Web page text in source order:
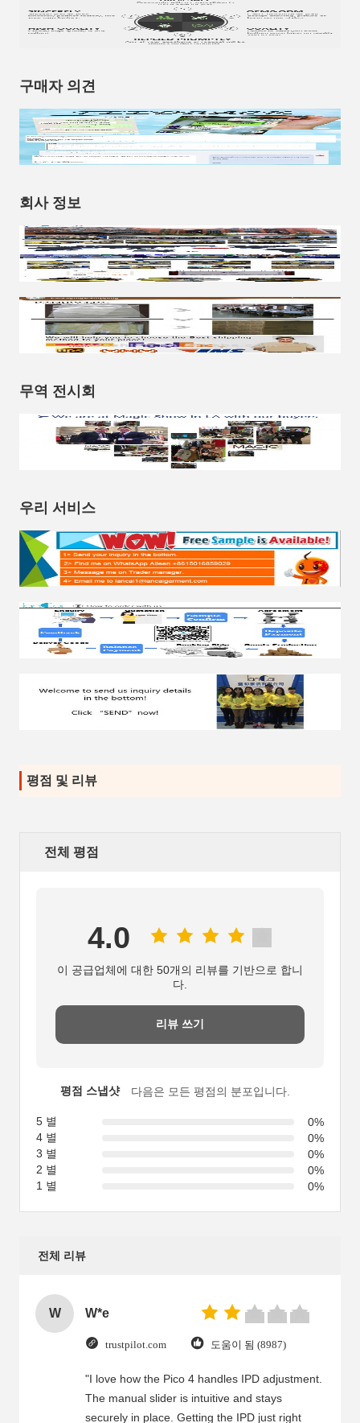
구매자 의견
회사 정보
무역 전시회
우리 서비스
평점 및 리뷰
전체 평점
4.0
이 공급업체에 대한 50개의 리뷰를 기반으로 합니
다.
리뷰 쓰기
평점 스냅샷 다음은 모든 평점의 분포입니다.
5 별
0%
4 별
0%
3 별
0%
2 별
0%
1 별
0%
전체 리뷰
W W*e
trustpilot.com 도움이 됨 (8987)
"I love how the Pico 4 handles IPD adjustment.
The manual slider is intuitive and stays
securely in place. Getting the IPD just right